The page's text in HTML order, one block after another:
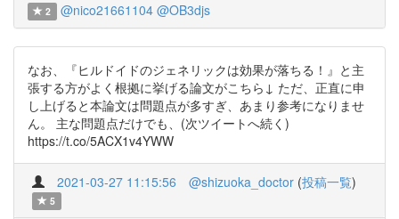
2 @nico21661104 @OB3djs
なお、『ヒルドイドのジェネリックは効果が落ちる！』と主
張する方がよく根拠に挙げる論文がこちら↓ ただ、正直に申
し上げると本論文は問題点が多すぎ、あまり参考になりませ
ん。 主な問題点だけでも、(次ツイートへ続く)
https://t.co/5ACX1v4YWW
2021-03-27 11:15:56 @shizuoka_doctor (投稿一覧)
5